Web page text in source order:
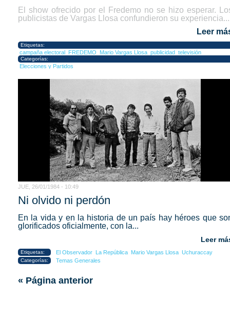
El show ofrecido por el Fredemo no se hizo esperar.
publicistas de Vargas Llosa confundieron su experiencia...
Leer
Etiquetas:
campaña electoral FREDEMO Mario Vargas Llosa publicidad televisión
Categorías:
Elecciones y Partidos
JUE, 26/01/1984 - 10:49
Ni olvido ni perdón
En la vida y en la historia de un país hay héroes que
glorificados oficialmente, con la...
Leer
Etiquetas: El Observador La República Mario Vargas Llosa Uchuraccay
Categorías: Temas Generales
« Página anterior